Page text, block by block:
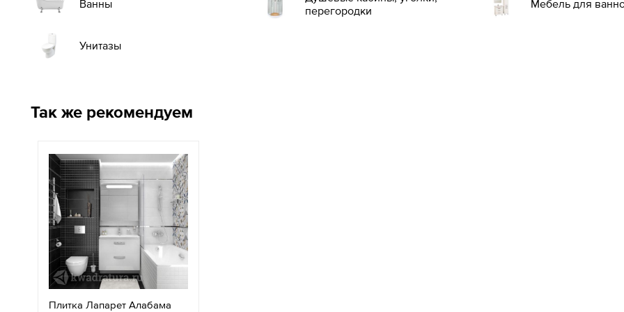
Ванны
перегородки
Мебель для
Унитазы
Так же рекомендуем
Плитка Лапарет Алабама